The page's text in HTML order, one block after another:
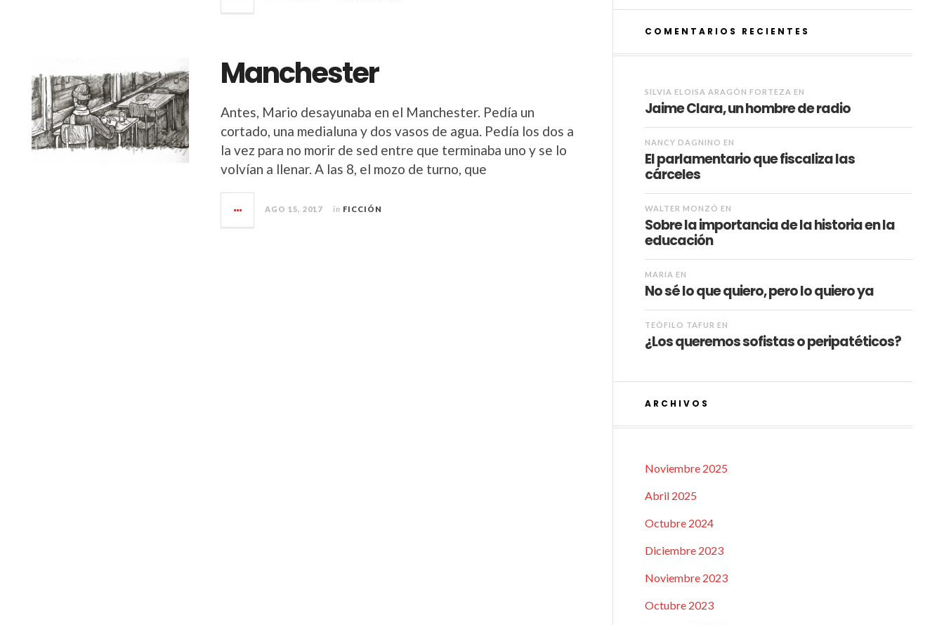
Manchester
Antes, Mario desayunaba en el Manchester. Pedía un
cortado, una medialuna y dos vasos de agua. Pedía los dos a
la vez para no morir de sed entre que terminaba uno y se lo
volvían a llenar. A las 8, el mozo de turno, que
AGO 15, 2017 in FICCIÓN
COMENTARIOS RECIENTES
SILVIA ELOISA ARAGÓN FORTEZA EN
Jaime Clara, un hombre de radio
NANCY DAGNINO EN
El parlamentario que fiscaliza las
cárceles
WALTER MONZÓ EN
Sobre la importancia de la historia en la
educación
MARIA EN
No sé lo que quiero, pero lo quiero ya
TEÓFILO TAFUR EN
¿Los queremos sofistas o peripatéticos?
ARCHIVOS
Noviembre 2025
Abril 2025
Octubre 2024
Diciembre 2023
Noviembre 2023
Octubre 2023